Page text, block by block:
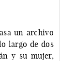
un archivo
largo de dos
y su mujer,